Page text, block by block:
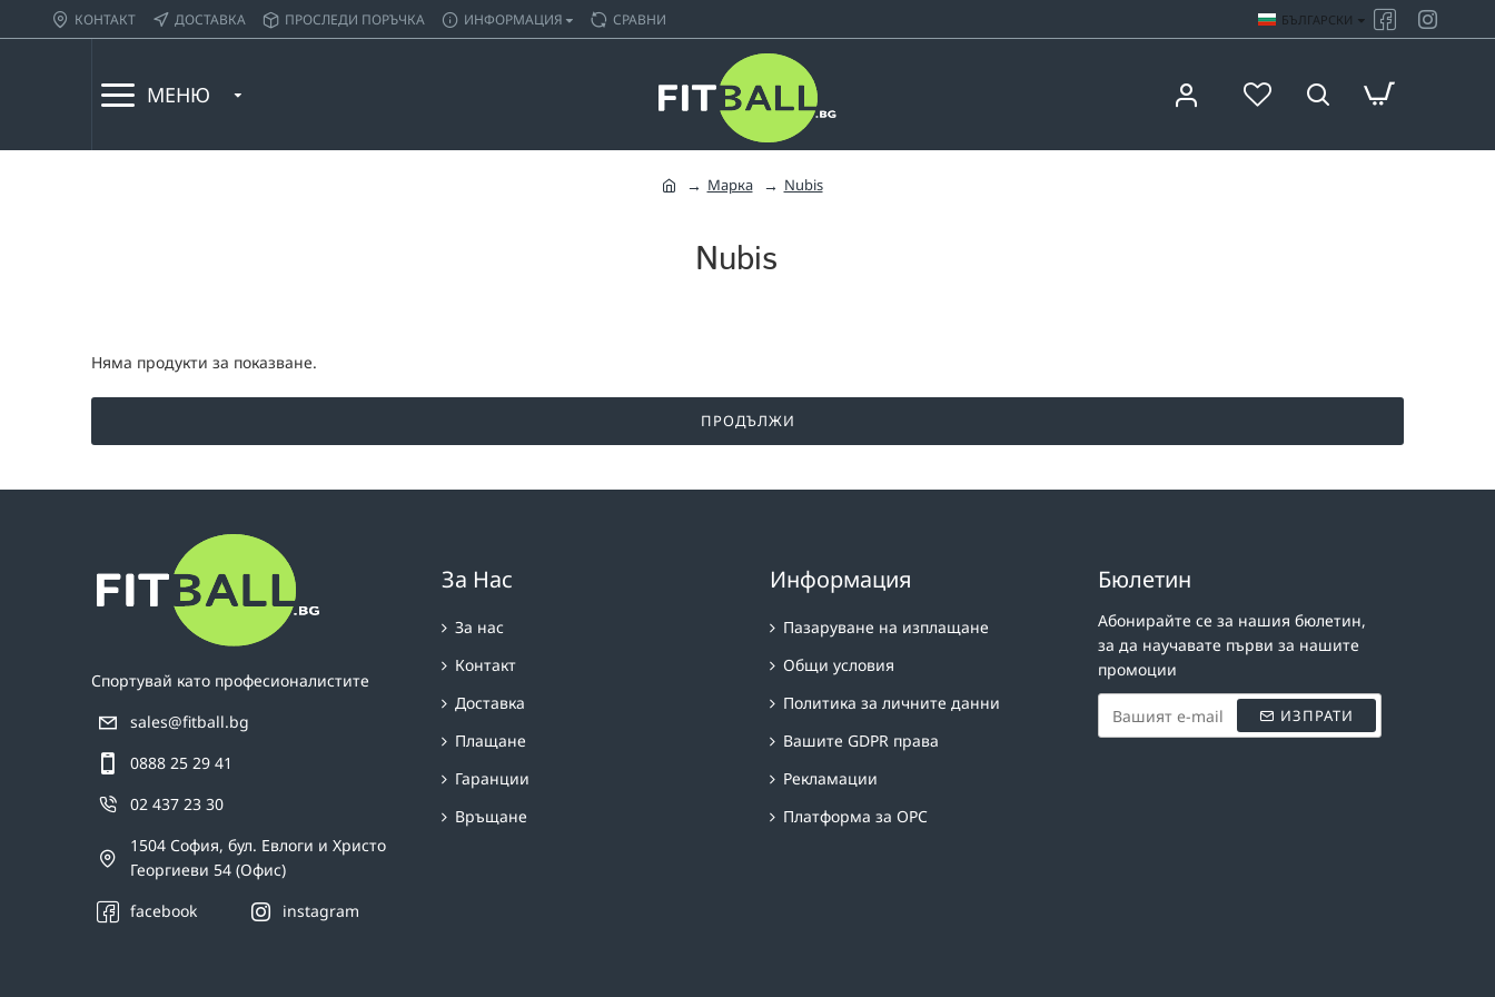
КОНТАКТ ДОСТАВКА ПРОСЛЕДИ ПОРЪЧКА ИНФОРМАЦИЯ СРАВНИ БЪЛГАРСКИ
МЕНЮ
Марка Nubis
Nubis
Няма продукти за показване.
ПРОДЪЛЖИ
Спортувай като професионалистите
sales@fitball.bg
0888 25 29 41
02 437 23 30
1504 София, бул. Евлоги и Христо
Георгиеви 54 (Офис)
facebook
instagram
За Нас
За нас
Контакт
Доставка
Плащане
Гаранции
Връщане
Информация
Пазаруване на изплащане
Общи условия
Политика за личните данни
Вашите GDPR права
Рекламации
Платформа за OPC
Бюлетин
Абонирайте се за нашия бюлетин,
за да научавате първи за нашите
промоции
ИЗПРАТИ